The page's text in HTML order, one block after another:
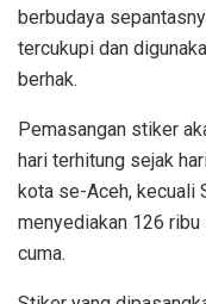
berbudaya
tercukupi dan
berhak.
Pemasangan stiker
hari terhitung sejak
kota se-Aceh, kecuali
menyediakan 126
cuma.